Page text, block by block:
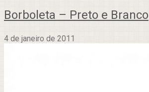
Borboleta – Preto e Branco
4 de janeiro de 2011